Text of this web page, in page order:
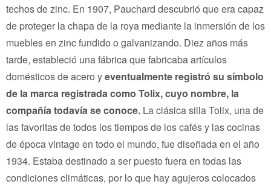
techos de zinc. En 1907, Pauchard descubrió que era capaz
de proteger la chapa de la roya mediante la inmersión de los
muebles en zinc fundido o galvanizando. Diez años más
tarde, estableció una fábrica que fabricaba artículos
domésticos de acero yeventualmente registró su símbolo
de la marca registrada como Tolix, cuyo nombre, la
compañía todavía se conoce. La clásica silla Tolix, una de
las favoritas de todos los tiempos de los cafés y las cocinas
de época vintage en todo el mundo, fue diseñada en el año
1934. Estaba destinado a ser puesto fuera en todas las
condiciones climáticas, por lo que hay agujeros colocados